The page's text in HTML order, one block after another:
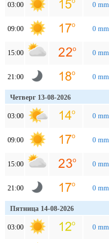
03:00 0 mm
09:00 0 mm
15:00 0 mm
21:00 0 mm
Четверг 13-08-2026
03:00 0 mm
09:00 0 mm
15:00 0 mm
21:00 0 mm
Пятница 14-08-2026
03:00 0 mm